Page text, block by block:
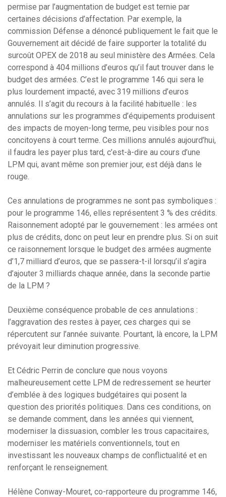
permise par l’augmentation de budget est ternie par
certaines décisions d’affectation. Par exemple, la
commission Défense a dénoncé publiquement le fait que le
Gouvernement ait décidé de faire supporter la totalité du
surcoût OPEX de 2018 au seul ministère des Armées. Cela
correspond à 404 millions d’euros qu’il faut trouver dans le
budget des armées. C’est le programme 146 qui sera le
plus lourdement impacté, avec 319 millions d’euros
annulés. Il s’agit du recours à la facilité habituelle : les
annulations sur les programmes d’équipements produisent
des impacts de moyen-long terme, peu visibles pour nos
concitoyens à court terme. Ces millions annulés aujourd’hui,
il faudra les payer plus tard, c’est-à-dire au cours d’une
LPM qui, avant même son premier jour, est déjà dans le
rouge.
Ces annulations de programmes ne sont pas symboliques :
pour le programme 146, elles représentent 3 % des crédits.
Raisonnement adopté par le gouvernement : les armées ont
plus de crédits, donc on peut leur en prendre plus. Si on suit
ce raisonnement lorsque le budget des armées augmente
d’1,7 milliard d’euros, que se passera-t-il lorsqu’il s’agira
d’ajouter 3 milliards chaque année, dans la seconde partie
de la LPM ?
Deuxième conséquence probable de ces annulations :
l’aggravation des restes à payer, ces charges qui se
répercutent sur l’année suivante. Pourtant, là encore, la LPM
prévoyait leur diminution progressive.
Et Cédric Perrin de conclure que nous voyons
malheureusement cette LPM de redressement se heurter
d’emblée à des logiques budgétaires qui posent la
question des priorités politiques. Dans ces conditions, on
se demande comment, dans les années qui viennent,
moderniser la dissuasion, combler les trous capacitaires,
moderniser les matériels conventionnels, tout en
investissant les nouveaux champs de conflictualité et en
renforçant le renseignement.
Hélène Conway-Mouret, co-rapporteure du programme 146,